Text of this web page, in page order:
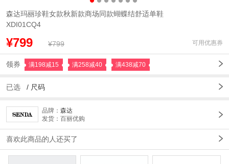
森达玛丽珍鞋女款秋新款商场同款蝴蝶结舒适单鞋
XDI01CQ4
¥799 ¥799 可用优惠券
领券 满198减15 满258减40 满438减70
已选 / 尺码
品牌： 森达
发货：百丽优购
喜欢此商品的人还买了